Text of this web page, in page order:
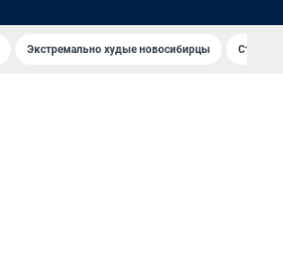
Экстремально худые новосибирцы Старт